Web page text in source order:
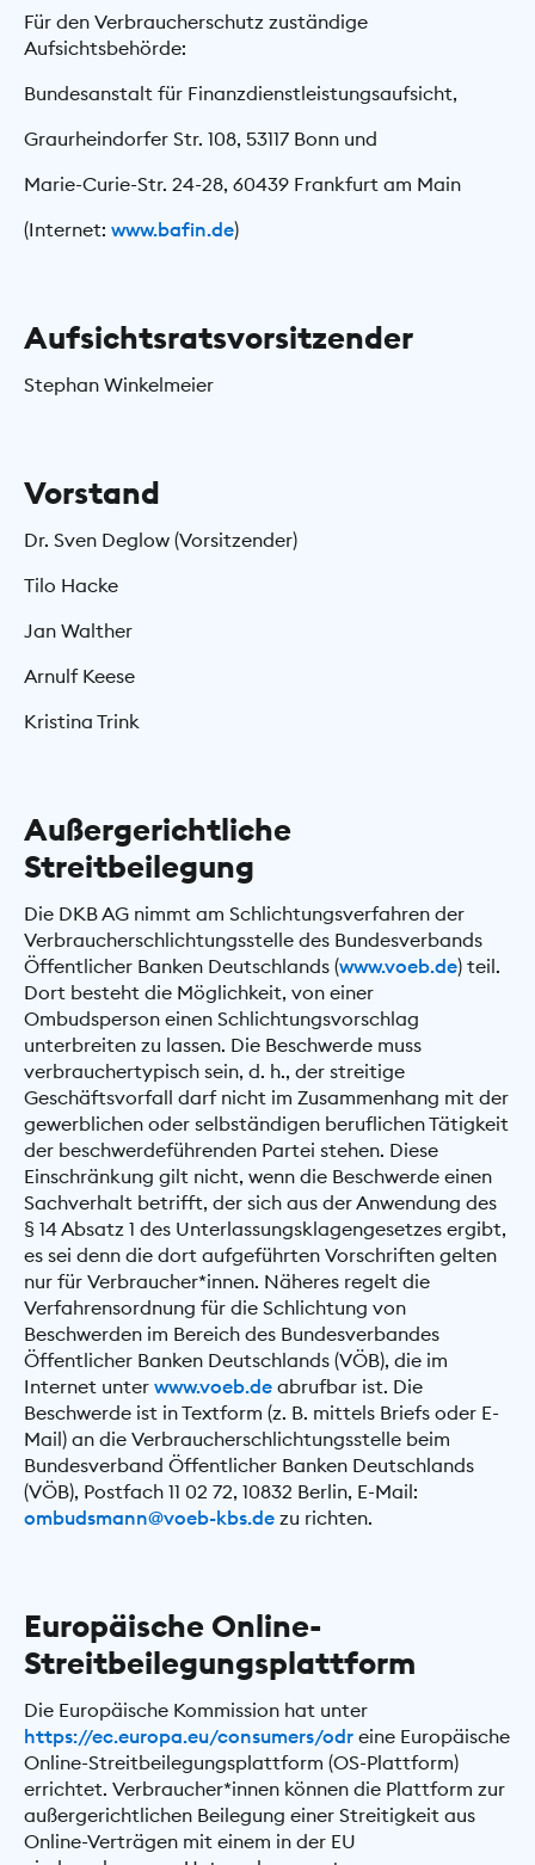
Für den Verbraucherschutz zuständige
Aufsichtsbehörde:
Bundesanstalt für Finanzdienstleistungsaufsicht,
Graurheindorfer Str. 108, 53117 Bonn und
Marie-Curie-Str. 24-28, 60439 Frankfurt am Main
(Internet: www.bafin.de)
Aufsichtsratsvorsitzender
Stephan Winkelmeier
Vorstand
Dr. Sven Deglow (Vorsitzender)
Tilo Hacke
Jan Walther
Arnulf Keese
Kristina Trink
Außergerichtliche
Streitbeilegung
Die DKB AG nimmt am Schlichtungsverfahren der
Verbraucherschlichtungsstelle des Bundesverbands
Öffentlicher Banken Deutschlands (www.voeb.de) teil.
Dort besteht die Möglichkeit, von einer
Ombudsperson einen Schlichtungsvorschlag
unterbreiten zu lassen. Die Beschwerde muss
verbrauchertypisch sein, d. h., der streitige
Geschäftsvorfall darf nicht im Zusammenhang mit der
gewerblichen oder selbständigen beruflichen Tätigkeit
der beschwerdeführenden Partei stehen. Diese
Einschränkung gilt nicht, wenn die Beschwerde einen
Sachverhalt betrifft, der sich aus der Anwendung des
§ 14 Absatz 1 des Unterlassungsklagengesetzes ergibt,
es sei denn die dort aufgeführten Vorschriften gelten
nur für Verbraucher*innen. Näheres regelt die
Verfahrensordnung für die Schlichtung von
Beschwerden im Bereich des Bundesverbandes
Öffentlicher Banken Deutschlands (VÖB), die im
Internet unter www.voeb.de abrufbar ist. Die
Beschwerde ist in Textform (z. B. mittels Briefs oder E-
Mail) an die Verbraucherschlichtungsstelle beim
Bundesverband Öffentlicher Banken Deutschlands
(VÖB), Postfach 11 02 72, 10832 Berlin, E-Mail:
ombudsmann@voeb-kbs.de zu richten.
Europäische Online-
Streitbeilegungsplattform
Die Europäische Kommission hat unter
https://ec.europa.eu/consumers/odr eine Europäische
Online-Streitbeilegungsplattform (OS-Plattform)
errichtet. Verbraucher*innen können die Plattform zur
außergerichtlichen Beilegung einer Streitigkeit aus
Online-Verträgen mit einem in der EU